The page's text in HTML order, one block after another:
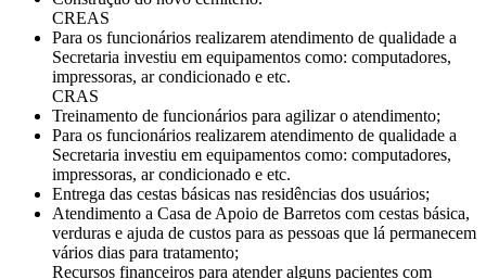
CREAS
Para os funcionários realizarem atendimento de qualidade a
Secretaria investiu em equipamentos como: computadores,
impressoras, ar condicionado e etc.
CRAS
Treinamento de funcionários para agilizar o atendimento;
Para os funcionários realizarem atendimento de qualidade a
Secretaria investiu em equipamentos como: computadores,
impressoras, ar condicionado e etc.
Entrega das cestas básicas nas residências dos usuários;
Atendimento a Casa de Apoio de Barretos com cestas básica,
verduras e ajuda de custos para as pessoas que lá permanecem
vários dias para tratamento;
Recursos financeiros para atender alguns pacientes com